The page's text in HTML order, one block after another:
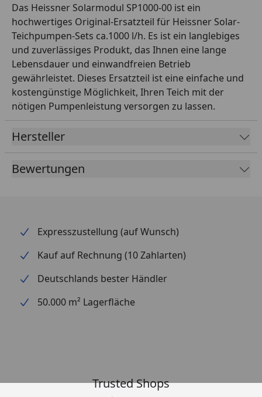
Das Heissner Solarmodul SP1000-00 ist ein
hochwertiges Original-Ersatzteil für Heissner Solar-
Teichpumpen-Sets ca.1000 l/h. Es ist ein langlebiges
und zuverlässiges Produkt, das Ihnen eine lange
Lebensdauer und einwandfreien Betrieb
gewährleistet. Dieses Ersatzteil ist eine einfache und
kostengünstige Möglichkeit, Ihren Teich mit der
nötigen Pumpenleistung versorgen zu lassen.
Hersteller
Bewertungen
Expresszustellung (auf Wunsch)
Kauf auf Rechnung (10 Zahlarten)
Deutschlands bester Händler
50.000 m² Lagerfläche
Trusted Shops